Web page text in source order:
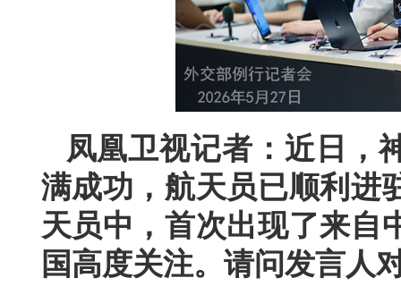
凤凰卫视记者：近日，
满成功，航天员已顺利进
天员中，首次出现了来自
国高度关注。请问发言人